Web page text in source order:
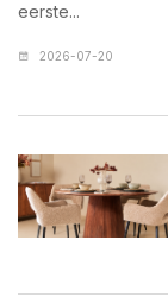
eerste...
2026-07-20